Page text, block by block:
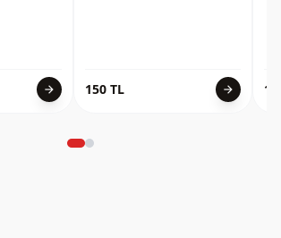
arrow_forward 150 TL arrow_forward